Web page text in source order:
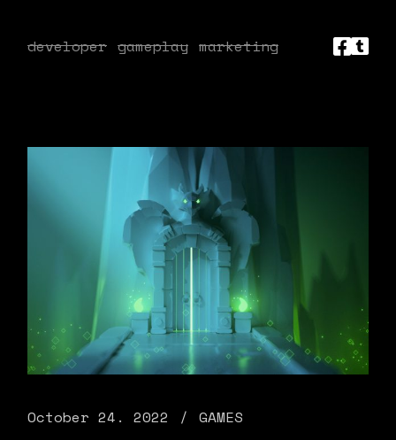
developer gameplay marketing
October 24. 2022 GAMES